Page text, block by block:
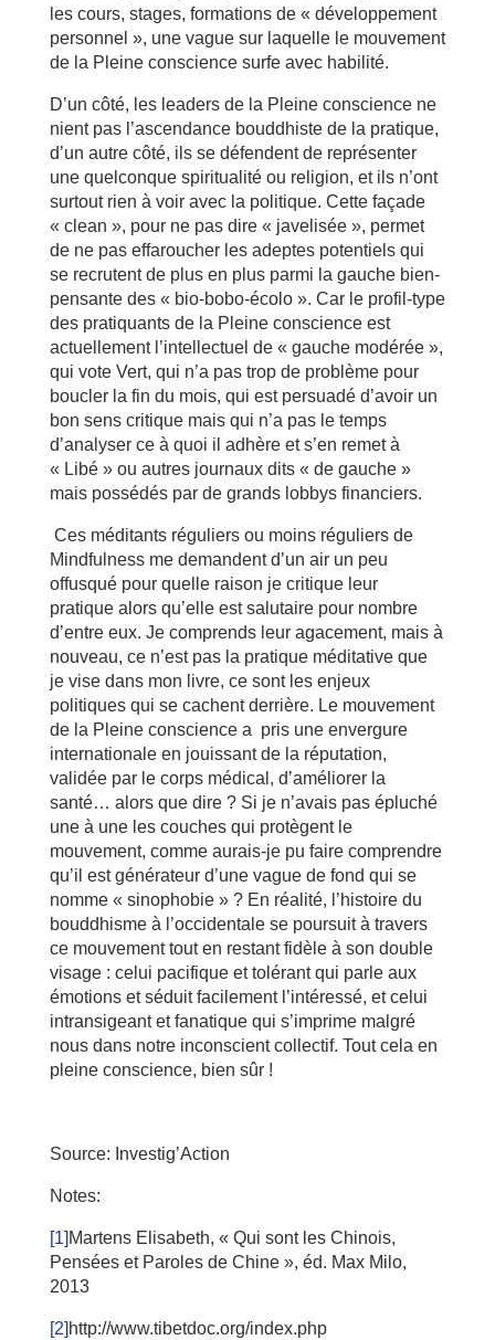
les cours, stages, formations de « développement
personnel », une vague sur laquelle le mouvement
de la Pleine conscience surfe avec habilité.
D’un côté, les leaders de la Pleine conscience ne
nient pas l’ascendance bouddhiste de la pratique,
d’un autre côté, ils se défendent de représenter
une quelconque spiritualité ou religion, et ils n’ont
surtout rien à voir avec la politique. Cette façade
« clean », pour ne pas dire « javelisée », permet
de ne pas effaroucher les adeptes potentiels qui
se recrutent de plus en plus parmi la gauche bien-
pensante des « bio-bobo-écolo ». Car le profil-type
des pratiquants de la Pleine conscience est
actuellement l’intellectuel de « gauche modérée »,
qui vote Vert, qui n’a pas trop de problème pour
boucler la fin du mois, qui est persuadé d’avoir un
bon sens critique mais qui n’a pas le temps
d’analyser ce à quoi il adhère et s’en remet à
« Libé » ou autres journaux dits « de gauche »
mais possédés par de grands lobbys financiers.
Ces méditants réguliers ou moins réguliers de
Mindfulness me demandent d’un air un peu
offusqué pour quelle raison je critique leur
pratique alors qu’elle est salutaire pour nombre
d’entre eux. Je comprends leur agacement, mais à
nouveau, ce n’est pas la pratique méditative que
je vise dans mon livre, ce sont les enjeux
politiques qui se cachent derrière. Le mouvement
de la Pleine conscience a pris une envergure
internationale en jouissant de la réputation,
validée par le corps médical, d’améliorer la
santé… alors que dire ? Si je n’avais pas épluché
une à une les couches qui protègent le
mouvement, comme aurais-je pu faire comprendre
qu’il est générateur d’une vague de fond qui se
nomme « sinophobie » ? En réalité, l’histoire du
bouddhisme à l’occidentale se poursuit à travers
ce mouvement tout en restant fidèle à son double
visage : celui pacifique et tolérant qui parle aux
émotions et séduit facilement l’intéressé, et celui
intransigeant et fanatique qui s’imprime malgré
nous dans notre inconscient collectif. Tout cela en
pleine conscience, bien sûr !
Source: Investig’Action
Notes:
[1] Martens Elisabeth, « Qui sont les Chinois,
Pensées et Paroles de Chine », éd. Max Milo,
2013
[2] http://www.tibetdoc.org/index.php